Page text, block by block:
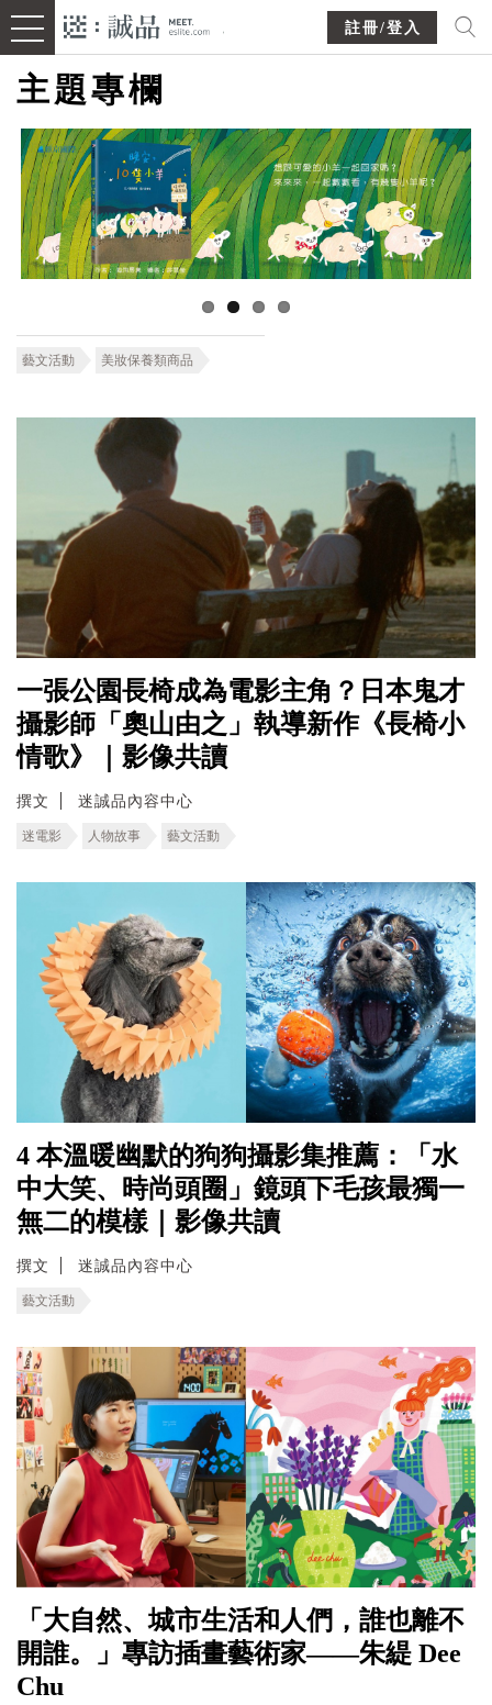
註冊/登入
主題專欄
藝文活動 美妝保養類商品
一張公園長椅成為電影主角？日本鬼才
攝影師「奧山由之」執導新作《長椅小
情歌》｜影像共讀
撰文 迷誠品內容中心
迷電影 人物故事 藝文活動
4 本溫暖幽默的狗狗攝影集推薦：「水
中大笑、時尚頭圈」鏡頭下毛孩最獨一
無二的模樣｜影像共讀
撰文 迷誠品內容中心
藝文活動
「大自然、城市生活和人們，誰也離不
開誰。」專訪插畫藝術家——朱緹 Dee
Chu